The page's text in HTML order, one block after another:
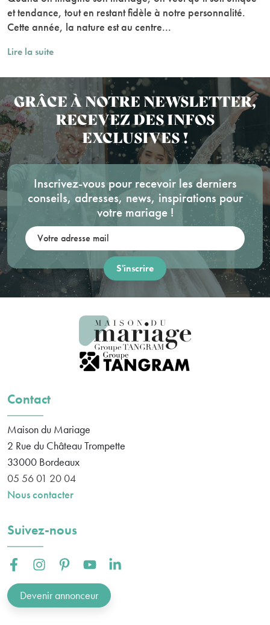
et tendance, tout en restant fidèle à notre personnalité.
Cette année, la nature est au centre...
Lire la suite
GRÂCE À NOTRE NEWSLETTER,
RECEVEZ DES INFOS
EXCLUSIVES !
Inscrivez-vous pour recevoir les derniers
conseils, adresses, news, inspirations pour
votre mariage !
Contact
Maison du Mariage
2 Rue du Château Trompette
33000 Bordeaux
05 56 01 20 04
Nous contacter
Suivez-nous
Facebook :Instagram :Pinterest :Youtube :Linkedin :
Devenir annonceur